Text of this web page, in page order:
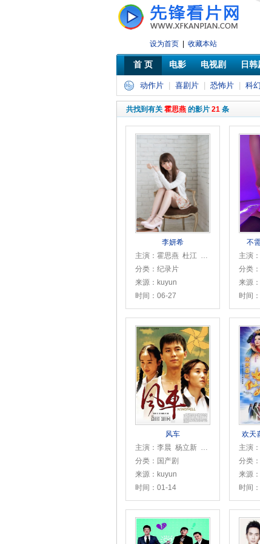
设为首页 收藏本站
首 页 电影 电视剧 日韩
动作片 喜剧片 恐怖片 科
共找到有关 霍思燕 的影片 21 条
李妍希
主演：霍思燕 杜江 王志飞 于越
分类：纪录片
来源：kuyun
时间：06-27
不
分类
来源
时间
风车
主演：李晨 杨立新 霍思燕 宋佳 韩童生 章龄之 吴晓亮 陈炜 宁文彤 王佳佳 石云鹏 卫仑 赵君 刘敏涛 丁志诚 田雨晴 张雪迎 李金江
分类：国产剧
来源：kuyun
时间：01-14
欢天
分类
来源
时间